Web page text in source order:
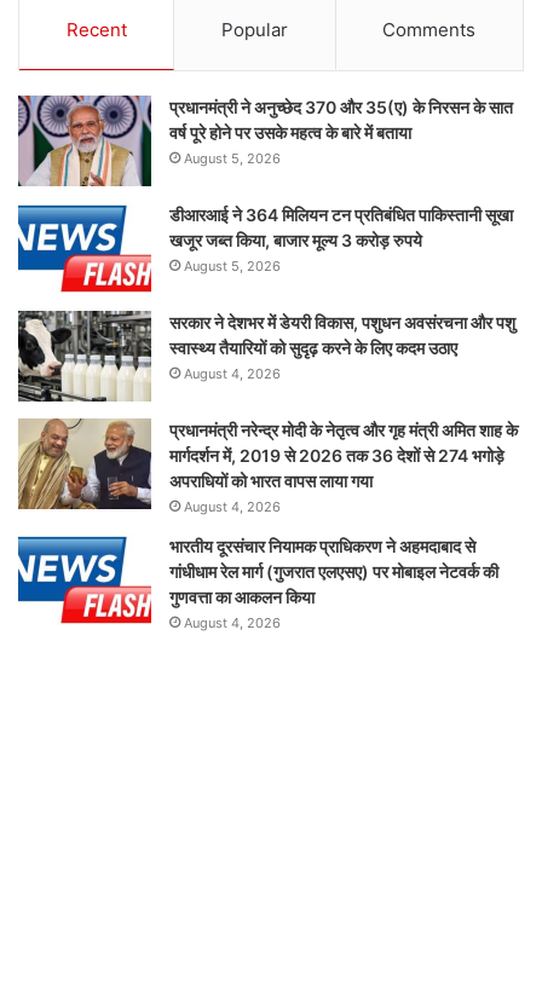
Recent Popular Comments
प्रधानमंत्री ने अनुच्छेद 370 और 35(ए) के निरसन के सात
वर्ष पूरे होने पर उसके महत्व के बारे में बताया
August 5, 2026
डीआरआई ने 364 मिलियन टन प्रतिबंधित पाकिस्तानी सूखा
खजूर जब्त किया, बाजार मूल्य 3 करोड़ रुपये
August 5, 2026
सरकार ने देशभर में डेयरी विकास, पशुधन अवसंरचना और पशु
स्वास्थ्य तैयारियों को सुदृढ़ करने के लिए कदम उठाए
August 4, 2026
प्रधानमंत्री नरेन्द्र मोदी के नेतृत्व और गृह मंत्री अमित शाह के
मार्गदर्शन में, 2019 से 2026 तक 36 देशों से 274 भगोड़े
अपराधियों को भारत वापस लाया गया
August 4, 2026
भारतीय दूरसंचार नियामक प्राधिकरण ने अहमदाबाद से
गांधीधाम रेल मार्ग (गुजरात एलएसए) पर मोबाइल नेटवर्क की
गुणवत्ता का आकलन किया
August 4, 2026